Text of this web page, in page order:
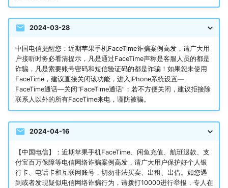
2024-03-28
中国电信提醒您：近期苹果手机FaceTime诈骗案例高发，请广大用
户接听时务必看清提示，凡是通过FaceTime声称是客服人员的都是
诈骗，凡是索要账号密码和短信验证码的都是诈骗！如果您未使用
FaceTime，建议直接关闭该功能，进入iPhone系统设置—
FaceTime通话—关闭“FaceTime通话”；若不方便关闭，建议拒接除
联系人以外的所有FaceTime来电，谨防被骗。
2024-04-16
【中国电信】：近期苹果手机FaceTime、闲鱼充值、航班退款、支
付宝百万保障等电信网络诈骗案例高发，请广大用户保护好个人银
行卡、电话卡和互联网账号，切勿非法买卖、出租、出借。如您遇
到或者发现疑似电信网络诈骗行为，请拨打10000进行举报，专人在